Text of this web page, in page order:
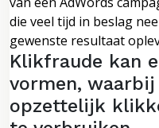
die veel tijd in beslag
gewenste resultaat
Klikfraude kan
vormen,
opzettelijk